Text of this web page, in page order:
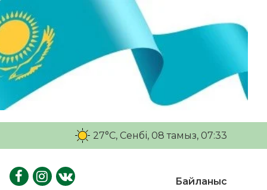
27°C, Сенбі, 08 тамыз, 07:33
Байланыс